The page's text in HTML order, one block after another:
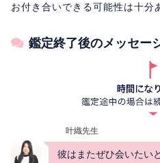
お付き合いできる可能性は十分
鑑定終了後のメッセー
叶織先生
彼はまたぜひ会いたい